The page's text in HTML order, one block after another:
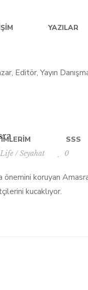
YAZILAR
SSS
/Seyahat 0
önemini koruyan
kucaklıyor.